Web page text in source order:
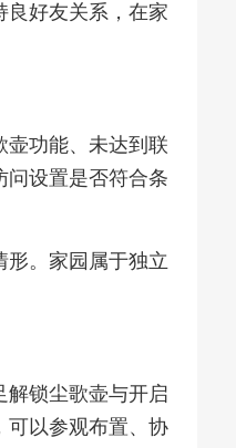
良好友关系，在家
壶功能、未达到联
问设置是否符合条
形。家园属于独立
解锁尘歌壶与开启
可以参观布置、协